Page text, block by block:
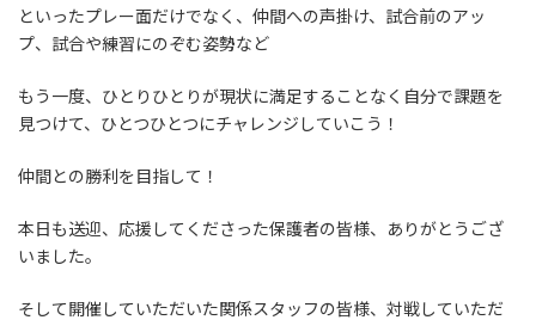
といったプレー面だけでなく、仲間への声掛け、試合前のアッ
プ、試合や練習にのぞむ姿勢など
もう一度、ひとりひとりが現状に満足することなく自分で課題を
見つけて、ひとつひとつにチャレンジしていこう！
仲間との勝利を目指して！
本日も送迎、応援してくださった保護者の皆様、ありがとうござ
いました。
そして開催していただいた関係スタッフの皆様、対戦していただ